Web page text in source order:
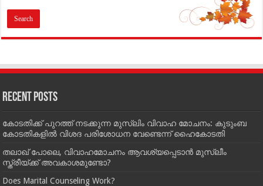
Recent Posts
കോടതിക്ക് പുറത്ത് നടക്കുന്ന മുസ്‌ലിം വിവാഹ മോചനം: കുടുംബ
കോടതികളില്‍ വിശദ പരിശോധന വേണ്ടെന്ന് ഹൈകോടതി
തലാഖ് പോലെ, വിവാഹമോചനം ആവശ്യപ്പെടാൻ മുസ്ലീം
സ്ത്രീയ്ക്ക് അവകാശമുണ്ടോ?
Does Marital Counseling Work?